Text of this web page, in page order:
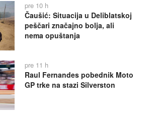
pre 10 h
Čaušić: Situacija u Deliblatskoj
peščari značajno bolja, ali
nema opuštanja
pre 11 h
Raul Fernandes pobednik Moto
GP trke na stazi Silverston